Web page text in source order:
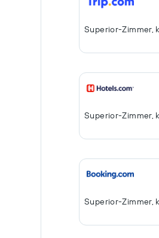
Superior-Zimmer,
Superior-Zimmer,
Superior-Zimmer,